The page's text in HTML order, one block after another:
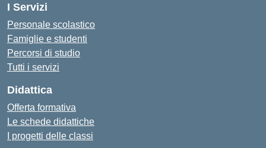
I Servizi
Personale scolastico
Famiglie e studenti
Percorsi di studio
Tutti i servizi
Didattica
Offerta formativa
Le schede didattiche
I progetti delle classi